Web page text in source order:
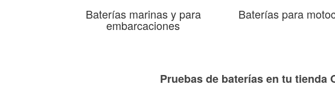
Baterías marinas y para
embarcaciones
Baterías para
Pruebas de baterías en tu tienda